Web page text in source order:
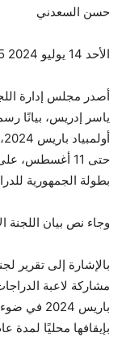
حسن السعدني
الأحد 14 يوليو 2024 12:35 ص
أصدر مجلس إدارة
ياسر إدريس، بيانًا
حتى 11 أغسطس،
بطولة الجمهورية
وجاء نص بيان اللجنة
بالإشارة إلى تقرير
مشاركة لاعبة
باريس